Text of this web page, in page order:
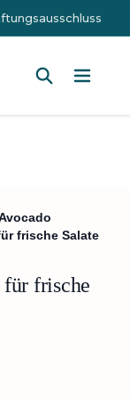
frische Salate
für frische